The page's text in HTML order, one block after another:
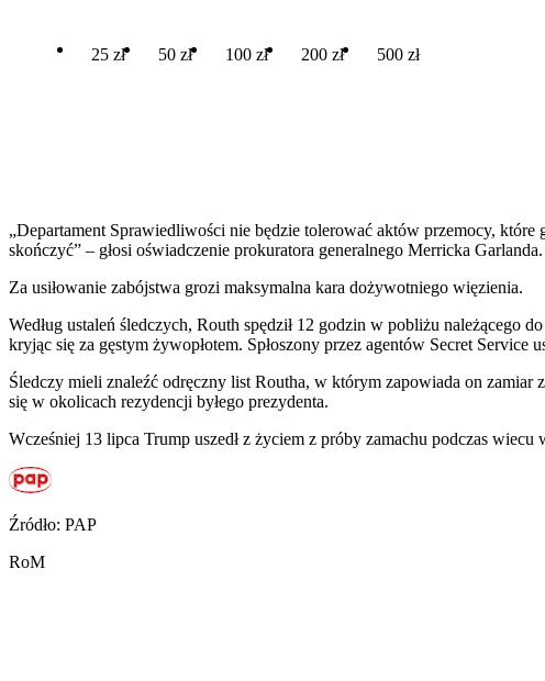
25 zł 50 zł 100 zł 200 zł 500 zł
„Departament Sprawiedliwości nie będzie tolerować aktów przemocy,
skończyć” – głosi oświadczenie prokuratora generalnego Merricka Garlanda.
Za usiłowanie zabójstwa grozi maksymalna kara dożywotniego więzienia.
Według ustaleń śledczych, Routh spędził 12 godzin w pobliżu
kryjąc się za gęstym żywopłotem. Spłoszony przez agentów Secret Service
Śledczy mieli znaleźć odręczny list Routha, w którym zapowiada on zamiar
się w okolicach rezydencji byłego prezydenta.
Wcześniej 13 lipca Trump uszedł z życiem z próby zamachu podczas
Źródło: PAP
RoM